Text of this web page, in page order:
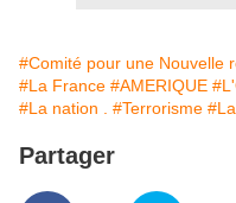
#Comité pour une Nouvelle
#La France #AMERIQUE
#La nation .
#Terrorisme
Partager